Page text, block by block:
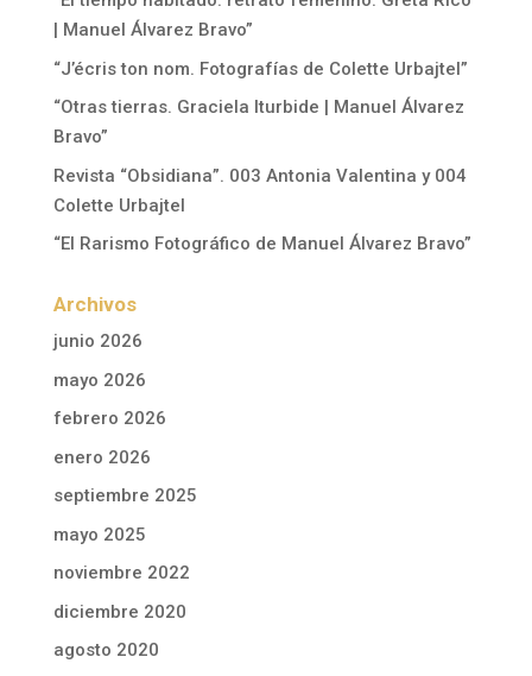
| Manuel Álvarez Bravo”
“J’écris ton nom. Fotografías de Colette Urbajtel”
“Otras tierras. Graciela Iturbide | Manuel Álvarez
Bravo”
Revista “Obsidiana”. 003 Antonia Valentina y 004
Colette Urbajtel
“El Rarismo Fotográfico de Manuel Álvarez Bravo”
Archivos
junio 2026
mayo 2026
febrero 2026
enero 2026
septiembre 2025
mayo 2025
noviembre 2022
diciembre 2020
agosto 2020